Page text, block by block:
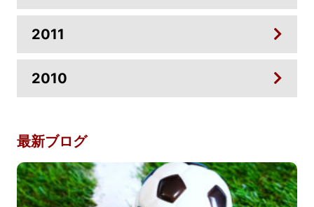
2011
2010
最新ブログ